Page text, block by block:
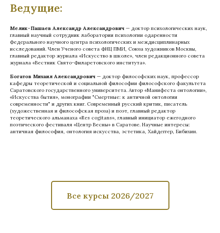
Ведущие:
Мелик-Пашаев Александр Александрович — доктор психологических наук,
главный научный сотрудник лаборатории психологии одаренности
Федерального научного центра психологических и междисциплинарных
исследований. Член Ученого совета ФНЦ ПМИ, Союза художников Москвы,
главный редактор журнала «Искусство в школе», член редакционного совета
журнала «Вестник Свято-Филаретовского института».
Богатов Михаил Александрович — доктор философских наук, профессор
кафедры теоретической и социальной философии философского факультета
Саратовского государственного университета. Автор «Манифеста онтологии»,
«Искусства бытия», монографии "Смертные: к античной онтологии
современности" и других книг. Современный русский критик, писатель
(художественная и философская проза) и поэт, главный редактор
теоретического альманаха «Res cogitans», главный инициатор ежегодного
поэтического фестиваля «Центр Весны» в Саратове. Научные интересы:
античная философия, онтология искусства, эстетика, Хайдеггер, Бибихин.
Все курсы 2026/2027